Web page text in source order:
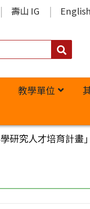
壽山 IG English
搜
教學單位
研究人才培育計畫」